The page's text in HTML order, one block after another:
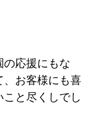
の応援にもな
、お客様にも喜
と尽くしでし